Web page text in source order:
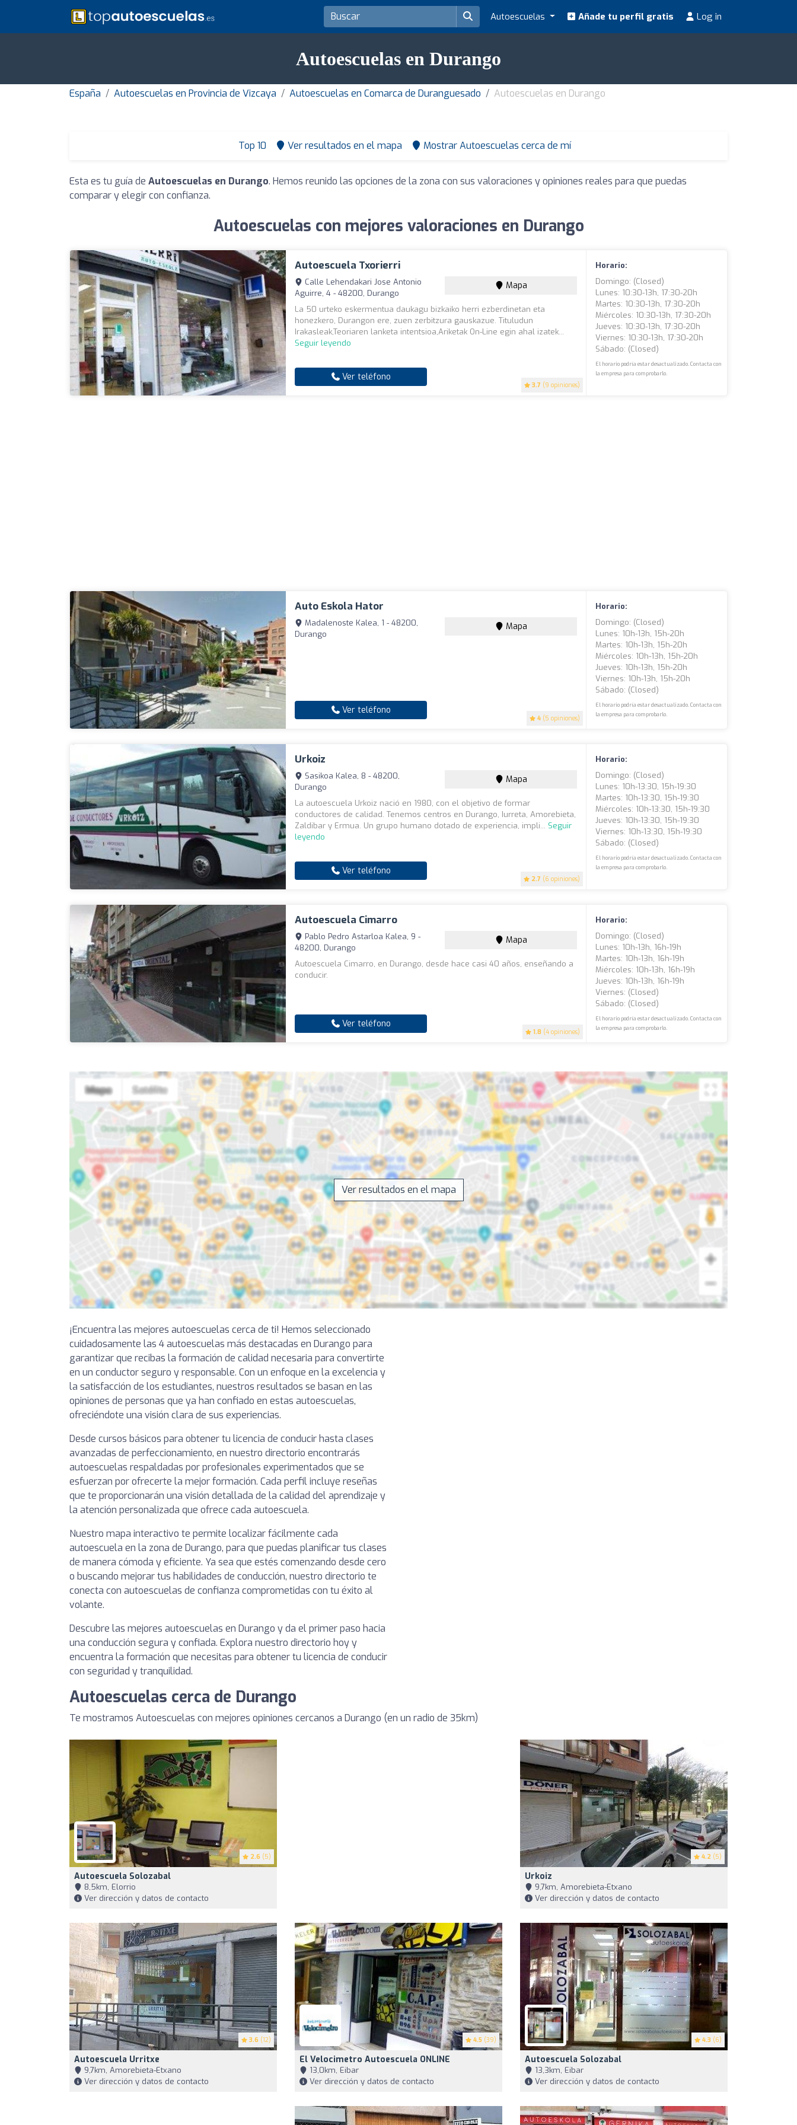
Autoescuelas Añade tu perfil gratis Log in
Autoescuelas en Durango
España Autoescuelas en Provincia de Vizcaya Autoescuelas en Comarca de Duranguesado Autoescuelas en Durango
Top 10 Ver resultados en el mapa Mostrar Autoescuelas cerca de mí
Esta es tu guía de Autoescuelas en Durango. Hemos reunido las opciones de la zona con sus valoraciones y opiniones reales para que puedas
comparar y elegir con confianza.
Autoescuelas con mejores valoraciones en Durango
Autoescuela Txorierri
3.7 (9 opiniones)
Calle Lehendakari Jose Antonio
Aguirre, 4 - 48200, Durango
Mapa
La 50 urteko eskermentua daukagu bizkaiko herri ezberdinetan eta
honezkero, Durangon ere, zuen zerbitzura gauskazue. Tituludun
Irakasleak,Teoriaren lanketa intentsioa,Ariketak On-Line egin ahal izatek...
Seguir leyendo
Ver teléfono
Horario:
Domingo: (closed)
Lunes: 10:30-13h, 17:30-20h
Martes: 10:30-13h, 17:30-20h
Miércoles: 10:30-13h, 17:30-20h
Jueves: 10:30-13h, 17:30-20h
Viernes: 10:30-13h, 17:30-20h
Sábado: (closed)
El horario podría estar desactualizado. Contacta con
la empresa para comprobarlo.
Auto Eskola Hator
4 (5 opiniones)
Madalenoste Kalea, 1 - 48200,
Durango
Mapa
Ver teléfono
Horario:
Domingo: (closed)
Lunes: 10h-13h, 15h-20h
Martes: 10h-13h, 15h-20h
Miércoles: 10h-13h, 15h-20h
Jueves: 10h-13h, 15h-20h
Viernes: 10h-13h, 15h-20h
Sábado: (closed)
El horario podría estar desactualizado. Contacta con
la empresa para comprobarlo.
Urkoiz
2.7 (6 opiniones)
Sasikoa Kalea, 8 - 48200,
Durango
Mapa
La autoescuela Urkoiz nació en 1980, con el objetivo de formar
conductores de calidad. Tenemos centros en Durango, Iurreta, Amorebieta,
Zaldibar y Ermua. Un grupo humano dotado de experiencia, impli... Seguir
leyendo
Ver teléfono
Horario:
Domingo: (closed)
Lunes: 10h-13:30, 15h-19:30
Martes: 10h-13:30, 15h-19:30
Miércoles: 10h-13:30, 15h-19:30
Jueves: 10h-13:30, 15h-19:30
Viernes: 10h-13:30, 15h-19:30
Sábado: (closed)
El horario podría estar desactualizado. Contacta con
la empresa para comprobarlo.
Autoescuela Cimarro
1.8 (4 opiniones)
Pablo Pedro Astarloa Kalea, 9 -
48200, Durango
Mapa
Autoescuela Cimarro, en Durango, desde hace casi 40 años, enseñando a
conducir.
Ver teléfono
Horario:
Domingo: (closed)
Lunes: 10h-13h, 16h-19h
Martes: 10h-13h, 16h-19h
Miércoles: 10h-13h, 16h-19h
Jueves: 10h-13h, 16h-19h
Viernes: (closed)
Sábado: (closed)
El horario podría estar desactualizado. Contacta con
la empresa para comprobarlo.
Ver resultados en el mapa
¡Encuentra las mejores autoescuelas cerca de ti! Hemos seleccionado
cuidadosamente las 4 autoescuelas más destacadas en Durango para
garantizar que recibas la formación de calidad necesaria para convertirte
en un conductor seguro y responsable. Con un enfoque en la excelencia y
la satisfacción de los estudiantes, nuestros resultados se basan en las
opiniones de personas que ya han confiado en estas autoescuelas,
ofreciéndote una visión clara de sus experiencias.
Desde cursos básicos para obtener tu licencia de conducir hasta clases
avanzadas de perfeccionamiento, en nuestro directorio encontrarás
autoescuelas respaldadas por profesionales experimentados que se
esfuerzan por ofrecerte la mejor formación. Cada perfil incluye reseñas
que te proporcionarán una visión detallada de la calidad del aprendizaje y
la atención personalizada que ofrece cada autoescuela.
Nuestro mapa interactivo te permite localizar fácilmente cada
autoescuela en la zona de Durango, para que puedas planificar tus clases
de manera cómoda y eficiente. Ya sea que estés comenzando desde cero
o buscando mejorar tus habilidades de conducción, nuestro directorio te
conecta con autoescuelas de confianza comprometidas con tu éxito al
volante.
Descubre las mejores autoescuelas en Durango y da el primer paso hacia
una conducción segura y confiada. Explora nuestro directorio hoy y
encuentra la formación que necesitas para obtener tu licencia de conducir
con seguridad y tranquilidad.
Autoescuelas cerca de Durango
Te mostramos Autoescuelas con mejores opiniones cercanos a Durango (en un radio de 35km)
2.6 (5)
Autoescuela Solozabal
8,5km, Elorrio
Ver dirección y datos de contacto
4.2 (5)
Urkoiz
9,7km, Amorebieta-Etxano
Ver dirección y datos de contacto
3.6 (12)
Autoescuela Urritxe
9,7km, Amorebieta-Etxano
Ver dirección y datos de contacto
4.5 (39)
El Velocimetro Autoescuela ONLINE
13,0km, Eibar
Ver dirección y datos de contacto
4.3 (6)
Autoescuela Solozabal
13,3km, Eibar
Ver dirección y datos de contacto